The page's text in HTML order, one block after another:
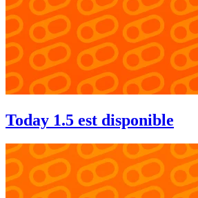
Today 1.5 est disponible